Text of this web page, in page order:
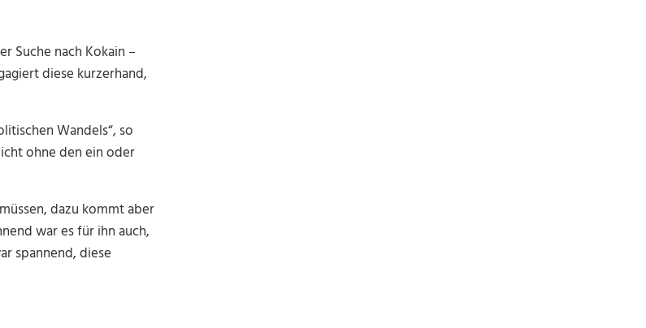
Suche nach Kokain –
diese kurzerhand,
Wandels“, so
ohne den ein oder
dazu kommt aber
war es für ihn auch,
spannend, diese